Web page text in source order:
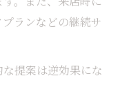
ランなどの継続サ
提案は逆効果にな